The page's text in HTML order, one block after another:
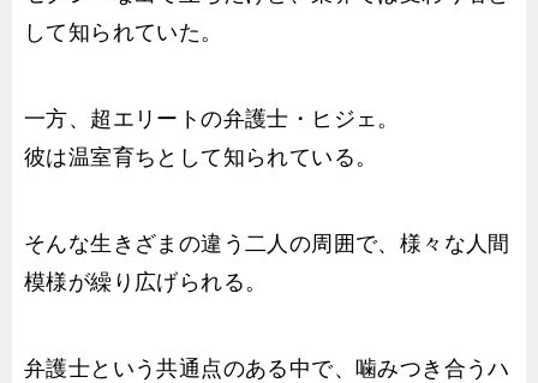
して知られていた。
一方、超エリートの弁護士・ヒジェ。
彼は温室育ちとして知られている。
そんな生きざまの違う二人の周囲で、様々な人間
模様が繰り広げられる。
弁護士という共通点のある中で、噛みつき合うハ